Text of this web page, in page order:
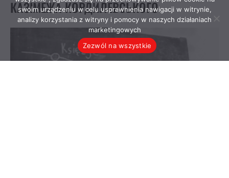
swoim urządzeniu w celu usprawnienia nawigacji w witrynie,
analizy korzystania z witryny i pomocy w naszych działaniach
marketingowych
Zezwól na wszystkie